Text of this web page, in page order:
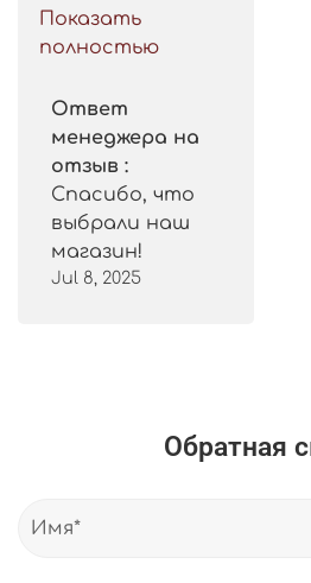
такой цены.
Рекомендую.
Показать
полностью
Ответ
менеджера на
отзыв :
Спасибо, что
выбрали наш
магазин!
Jul 8, 2025
Обратная